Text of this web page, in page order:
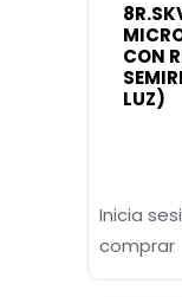
CON
LUZ)
Inicia
comprar